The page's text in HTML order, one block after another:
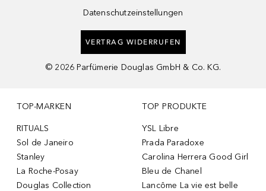
Datenschutzeinstellungen
VERTRAG WIDERRUFEN
© 2026 Parfümerie Douglas GmbH & Co. KG.
TOP-MARKEN
RITUALS
Sol de Janeiro
Stanley
La Roche-Posay
Douglas Collection
TOP PRODUKTE
YSL Libre
Prada Paradoxe
Carolina Herrera Good Girl
Bleu de Chanel
Lancôme La vie est belle